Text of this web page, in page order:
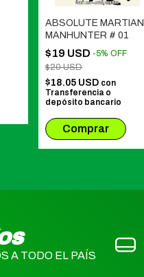
ABSOLUTE MARTIAN
MANHUNTER # 01
$19 USD -5%OFF
$20 USD
$18.05 USD con
Transferencia o
depósito bancario
A TODO EL PAÍS